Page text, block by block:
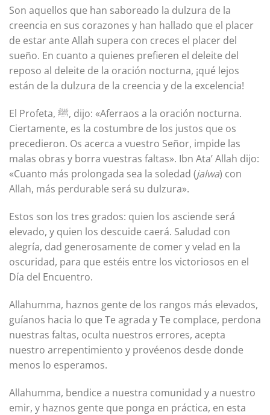
Son aquellos que han saboreado la dulzura de la
creencia en sus corazones y han hallado que el placer
de estar ante Allah supera con creces el placer del
sueño. En cuanto a quienes prefieren el deleite del
reposo al deleite de la oración nocturna, ¡qué lejos
están de la dulzura de la creencia y de la excelencia!
El Profeta, ﷺ, dijo: «Aferraos a la oración nocturna.
Ciertamente, es la costumbre de los justos que os
precedieron. Os acerca a vuestro Señor, impide las
malas obras y borra vuestras faltas». Ibn Ata’ Allah dijo:
«Cuanto más prolongada sea la soledad (jalwa) con
Allah, más perdurable será su dulzura».
Estos son los tres grados: quien los asciende será
elevado, y quien los descuide caerá. Saludad con
alegría, dad generosamente de comer y velad en la
oscuridad, para que estéis entre los victoriosos en el
Día del Encuentro.
Allahumma, haznos gente de los rangos más elevados,
guíanos hacia lo que Te agrada y Te complace, perdona
nuestras faltas, oculta nuestros errores, acepta
nuestro arrepentimiento y provéenos desde donde
menos lo esperamos.
Allahumma, bendice a nuestra comunidad y a nuestro
emir, y haznos gente que ponga en práctica, en esta